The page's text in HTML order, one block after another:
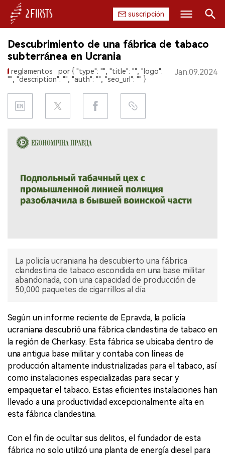
suscripción
INICIO
EMPRESA
PRODUCTO
CHINA
EXPOSICIÓN
Buscar
Descubrimiento de una fábrica de tabaco
subterránea en Ucrania
reglamentos
por { "type": "", "title": "", "logo":
"", "description": "", "auth": "", "seo_url": "" }
Jan.09.2024
La policía ucraniana ha descubierto una fábrica
clandestina de tabaco escondida en una base militar
abandonada, con una capacidad de producción de
50,000 paquetes de cigarrillos al día.
Según un informe reciente de Epravda, la policía
ucraniana descubrió una fábrica clandestina de tabaco en
la región de Cherkasy. Esta fábrica se ubicaba dentro de
una antigua base militar y contaba con líneas de
producción altamente industrializadas para el tabaco, así
como instalaciones especializadas para secar y
empaquetar el tabaco. Estas eficientes instalaciones han
llevado a una productividad excepcionalmente alta en
esta fábrica clandestina.
Con el fin de ocultar sus delitos, el fundador de esta
fábrica no solo utilizó una planta de energía diesel para